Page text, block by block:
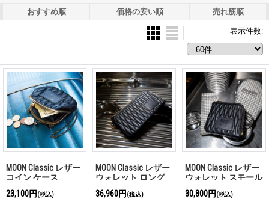
おすすめ順 価格の安い順 売れ筋順
表示件数:
MOON Classic レザー
コイン ケース
23,100円 (税込)
MOON Classic レザー
ウォレット ロング
36,960円 (税込)
MOON Classic レザー
ウォレット スモール
30,800円 (税込)